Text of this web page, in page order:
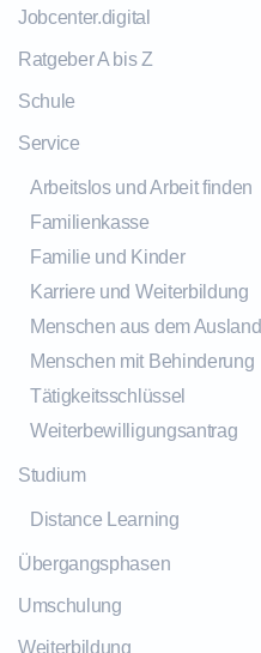
Jobcenter.digital
Ratgeber A bis Z
Schule
Service
Arbeitslos und Arbeit finden
Familienkasse
Familie und Kinder
Karriere und Weiterbildung
Menschen aus dem Ausland
Menschen mit Behinderung
Tätigkeitsschlüssel
Weiterbewilligungsantrag
Studium
Distance Learning
Übergangsphasen
Umschulung
Weiterbildung